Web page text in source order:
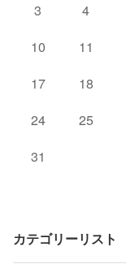
3
4
10
11
17
18
24
25
31
カテゴリーリスト